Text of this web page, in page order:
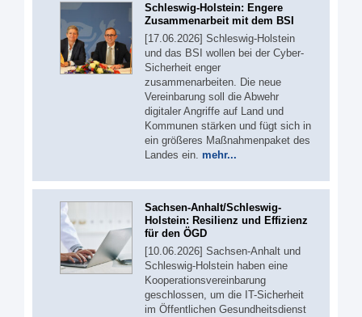
Schleswig-Holstein: Engere
Zusammenarbeit mit dem BSI
[17.06.2026] Schleswig-Holstein
und das BSI wollen bei der Cyber-
Sicherheit enger
zusammenarbeiten. Die neue
Vereinbarung soll die Abwehr
digitaler Angriffe auf Land und
Kommunen stärken und fügt sich in
ein größeres Maßnahmenpaket des
Landes ein. mehr...
Sachsen-Anhalt/Schleswig-
Holstein: Resilienz und Effizienz
für den ÖGD
[10.06.2026] Sachsen-Anhalt und
Schleswig-Holstein haben eine
Kooperationsvereinbarung
geschlossen, um die IT-Sicherheit
im Öffentlichen Gesundheitsdienst